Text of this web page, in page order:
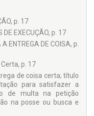
E RENDIMENTOS
é, ainda, mem­bro
Direito Processual -
p. 17
DE EXECUÇÃO, p. 17
ENTREGA DE COISA, p.
p. 17
de coisa certa; título
para satisfazer a
de multa na petição
na posse ou busca e